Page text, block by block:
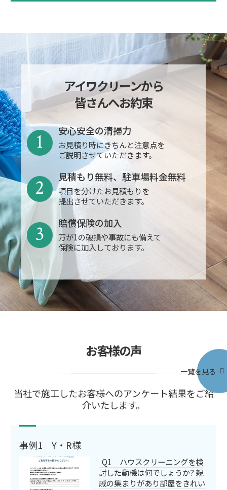
アイワクリーンから
皆さんへお約束
安心安全の清掃力
お見積り時にきちんと注意点を
ご説明させていただきます。
1
見積もり無料、駐車場料金無料
項目を分けたお見積もりを
提出させていただきます。
2
賠償保険の加入
万が1の破損や事故にも備えて
保険に加入しております。
3
お客様の声
当社で施工したお客様へのアンケート結果をご紹
介いたします。
一覧を見る
事例1 Y・R様
Q1 ハウスクリーニングを検
討した動機は何でしょうか? 親
戚の集まりがあり部屋をきれい